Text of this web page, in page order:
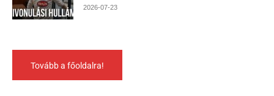
2026-07-23
Tovább a főoldalra!